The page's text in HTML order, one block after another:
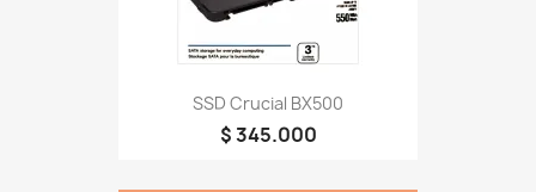
SSD Crucial BX500
$ 345.000